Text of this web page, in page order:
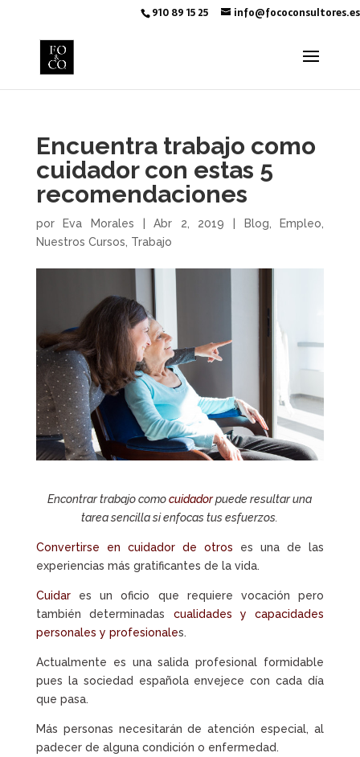
910 89 15 25 info@fococonsultores.es
Encuentra trabajo como
cuidador con estas 5
recomendaciones
por Eva Morales |Abr 2, 2019 Blog Empleo
Nuestros Cursos Trabajo
Encontrar trabajo comocuidadorpuede resultar una
tarea sencilla si enfocas tus esfuerzos.
Convertirse en cuidador de otros es una de las
experiencias más gratificantes de la vida.
Cuidares un oficio que requiere vocación pero
también determinadas cualidades y capacidades
personales y profesionales.
Actualmente es una salida profesional formidable
pues la sociedad española envejece con cada día
que pasa.
Más personas necesitarán de atención especial, al
padecer de alguna condición o enfermedad.